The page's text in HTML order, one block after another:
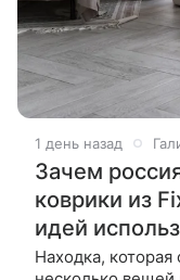
1 день назад
Зачем
коврики из
идей
Находка,